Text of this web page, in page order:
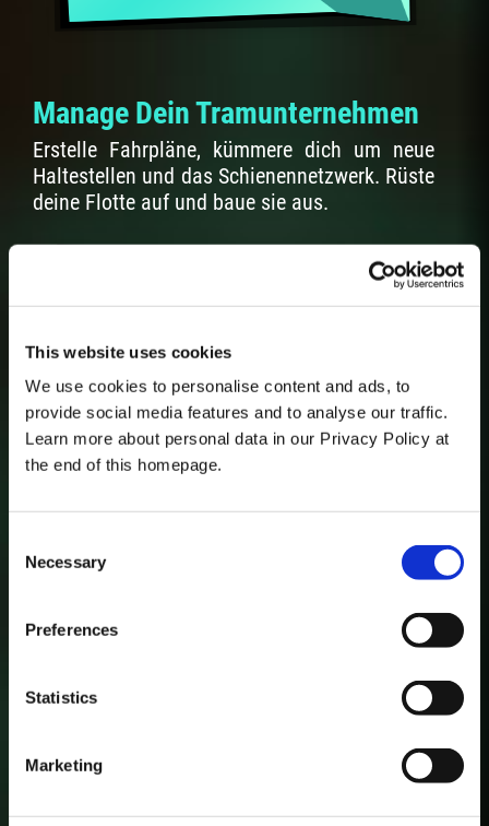
This website uses cookies
We use cookies to personalise content and ads, to
provide social media features and to analyse our traffic.
Learn more about personal data in our Privacy Policy at
the end of this homepage.
Selection
Necessary
Preferences
Statistics
Marketing
Manage Dein Tramunternehmen
Erstelle Fahrpläne, kümmere dich um neue
Haltestellen und das Schienennetzwerk. Rüste
deine Flotte auf und baue sie aus.
Verschiedene Spielmodi
Story-, Karriere- und Sandbox -Modus, alle mit
Multiplayer-Option.